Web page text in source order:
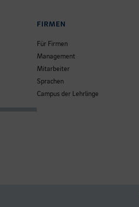
FIRMEN
Für Firmen
Management
Mitarbeiter
Sprachen
Campus der Lehrlinge